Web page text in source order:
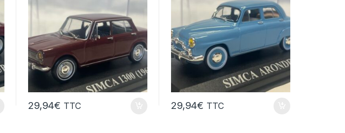
29,94€ TTC 29,94€ TTC